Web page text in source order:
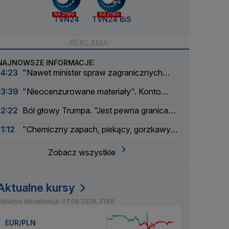
NA ŻYWO
TVN24
NA ŻYWO
TVN24 BiS
INFORMACJE:
"Nawet minister spraw zagranicznych
"Nieocenzurowane materiały". Konto
Ból głowy Trumpa. "Jest pewna granica
"Chemiczny zapach, piekący, gorzkawy
Zobacz wszystkie
kursy
aktualizacja: 07.08.2026, 21:58
EUR/PLN